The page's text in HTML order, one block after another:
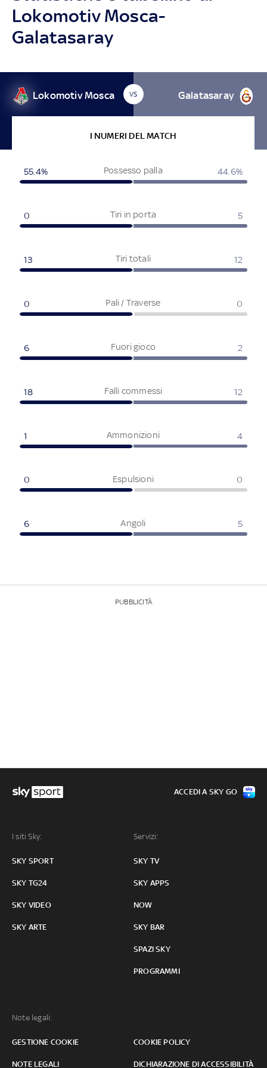
Lokomotiv Mosca-
Galatasaray
Lokomotiv Mosca VS Galatasaray
I NUMERI DEL MATCH
Possesso palla
55.4% 44.6%
Tiri in porta
0 5
Tiri totali
13 12
Pali / Traverse
0 0
Fuori gioco
6 2
Falli commessi
18 12
Ammonizioni
1 4
Espulsioni
0 0
Angoli
6 5
PUBBLICITÀ
I siti Sky:
SKY SPORT
SKY TG24
SKY VIDEO
SKY ARTE
Servizi:
SKY TV
SKY APPS
NOW
SKY BAR
SPAZI SKY
PROGRAMMI
Note legali:
GESTIONE COOKIE COOKIE POLICY
NOTE LEGALI DICHIARAZIONE DI ACCESSIBILITÀ
ACCEDI A SKY GO